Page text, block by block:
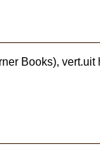
Books),